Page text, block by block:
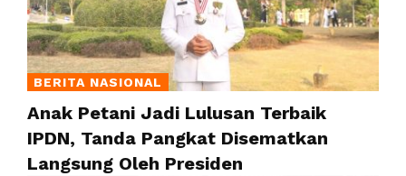
BERITA NASIONAL
Anak Petani Jadi Lulusan Terbaik
IPDN, Tanda Pangkat Disematkan
Langsung Oleh Presiden